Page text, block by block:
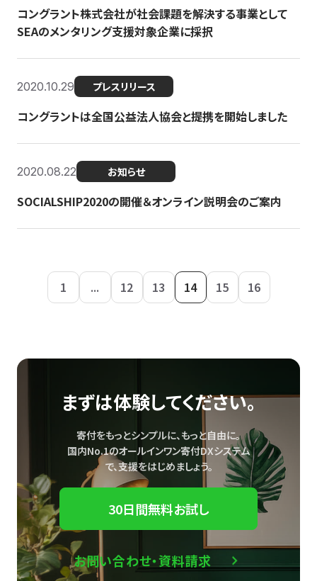
コングラント株式会社が社会課題を解決する事業として
SEAのメンタリング支援対象企業に採択
2020.10.29 プレスリリース
コングラントは全国公益法人協会と提携を開始しました
2020.08.22 お知らせ
SOCIALSHIP2020の開催＆オンライン説明会のご案内
1 ... 12 13 14 15 16
まずは体験してください。
寄付をもっとシンプルに、もっと自由に。
国内No.1のオールインワン寄付DXシステム
で、支援をはじめましょう。
30日間無料お試し
お問い合わせ・資料請求